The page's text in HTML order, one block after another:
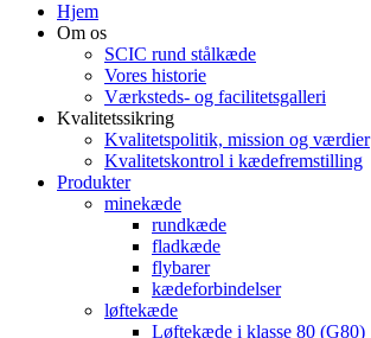
Hjem
Om os
SCIC rund stålkæde
Vores historie
Værksteds- og facilitetsgalleri
Kvalitetssikring
Kvalitetspolitik, mission og værdier
Kvalitetskontrol i kædefremstilling
Produkter
minekæde
rundkæde
fladkæde
flybarer
kædeforbindelser
løftekæde
Løftekæde i klasse 80 (G80)